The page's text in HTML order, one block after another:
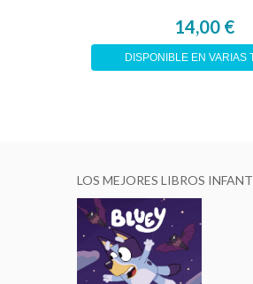
14,00 €
DISPONIBLE EN VARIAS
LOS MEJORES LIBROS